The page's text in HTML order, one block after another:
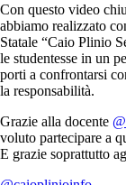
Con questo video
abbiamo realizzato
Statale “Caio Plinio
le studentesse in un
porti a confrontarsi
la responsabilità.
Grazie alla docente
voluto partecipare a
E grazie soprattutto